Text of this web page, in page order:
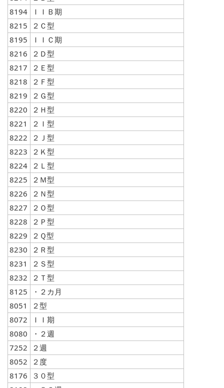
8194
ＩＩＢ期
8215
２Ｃ型
8195
ＩＩＣ期
8216
２Ｄ型
8217
２Ｅ型
8218
２Ｆ型
8219
２Ｇ型
8220
２Ｈ型
8221
２Ｉ型
8222
２Ｊ型
8223
２Ｋ型
8224 ２Ｌ型
8225
２Ｍ型
8226
２Ｎ型
8227
２Ｏ型
8228
２Ｐ型
8229
２Ｑ型
8230
２Ｒ型
8231
２Ｓ型
8232
２Ｔ型
8125
・２カ月
8051
２型
8072
ＩＩ期
8080
・２週
7252
２週
8052
２度
8176
３０型